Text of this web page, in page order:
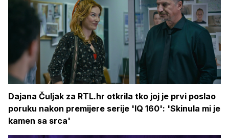
Dajana Čuljak za RTL.hr otkrila tko joj je prvi poslao
poruku nakon premijere serije 'IQ 160': 'Skinula mi je
kamen sa srca'